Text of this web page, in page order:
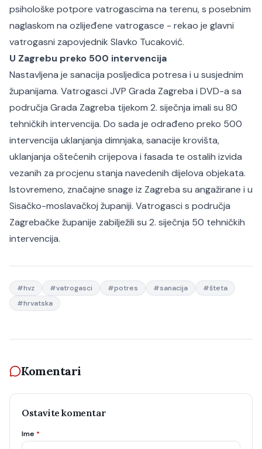
psihološke potpore vatrogascima na terenu, s posebnim
naglaskom na ozlijeđene vatrogasce - rekao je glavni
vatrogasni zapovjednik Slavko Tucaković.
U Zagrebu preko 500 intervencija
Nastavljena je sanacija posljedica potresa i u susjednim
županijama. Vatrogasci JVP Grada Zagreba i DVD-a sa
područja Grada Zagreba tijekom 2. siječnja imali su 80
tehničkih intervencija. Do sada je odrađeno preko 500
intervencija uklanjanja dimnjaka, sanacije krovišta,
uklanjanja oštećenih crijepova i fasada te ostalih izvida
vezanih za procjenu stanja navedenih dijelova objekata.
Istovremeno, značajne snage iz Zagreba su angažirane i u
Sisačko-moslavačkoj županiji. Vatrogasci s područja
Zagrebačke županije zabilježili su 2. siječnja 50 tehničkih
intervencija.
#hvz #vatrogasci #potres #sanacija #šteta
#hrvatska
Komentari
Ostavite komentar
Ime *